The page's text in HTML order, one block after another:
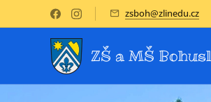
zsboh@zlinedu.cz
ZŠ a MŠ